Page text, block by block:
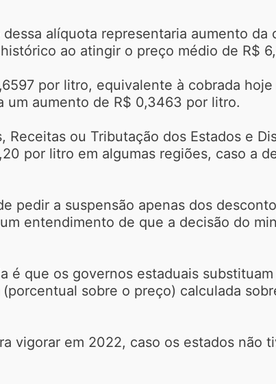
alíquota representaria aumento da
ao atingir o preço médio de R$
por litro, equivalente à cobrada
um aumento de R$ 0,3463 por litro.
ou Tributação dos Estados e
por litro em algumas regiões, caso a
pedir a suspensão apenas dos
entendimento de que a decisão do
é que os governos estaduais
sobre o preço) calculada
vigorar em 2022, caso os estados não